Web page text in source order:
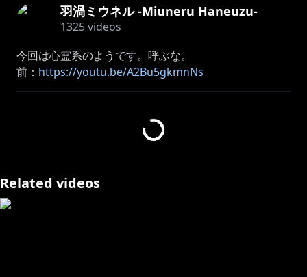
羽渦ミウネル -Miuneru Haneuzu-
1325videos
今回は心霊系のようです。呼ぶな。
前： https://youtu.be/A2Bu5gkmnNs
次：
list=PLC0194KMxFn19-7GmcBel1-EnEmyfsM9F
©Hakababunko / SHUEISHA, SHUEISHA GAMES
Related videos